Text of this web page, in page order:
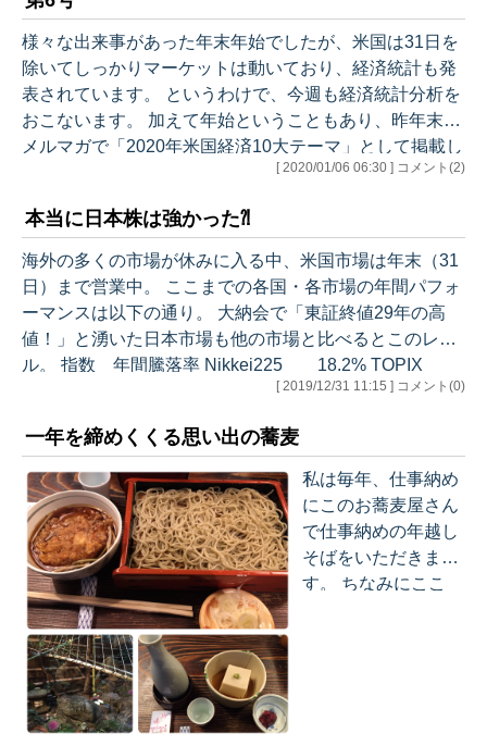
DP 第2次改訂値 ・個人所得、個人消費 10月 ・ベー
ジュブック ・サンクスギビング ・イールドカーブと
株価の関係（読者の方からのご質問） 12/9 第2号 ・I
SM製造業インデックス 11月 ・…
様々な出来事があった年末年始でしたが、米国は31日を
除いてしっかりマーケットは動いており、経済統計も発
表されています。 というわけで、今週も経済統計分析を
おこないます。 加えて年始ということもあり、昨年末の
メルマガで「2020年米国経済10大テーマ」として掲載し
たテーマのうち、今回は下記の（1）～（5）について詳
メルマガで解説します。アウトラインは以下のとおりで
す。 ●今週のマーケット ●先週の米国経済統計（結果）
●経済統計分析 ・ISM製造業インデックス 12月 ・F
OMC議事録 （12月10日・11日開催分） ●今年の経済
予…
[ 2020/01/06 06:30 ] コメント(2)
本当に日本株は強かった⁈
海外の多くの市場が休みに入る中、米国市場は年末（31
日）まで営業中。 ここまでの各国・各市場の年間パフォ
ーマンスは以下の通り。 大納会で「東証終値29年の高
値！」と湧いた日本市場も他の市場と比べるとこのレベ
ル。 指数 年間騰落率 Nikkei225 18.2% TOPIX
15.2% JASDAQ 19.5% NYDow 22.0%
25.5% 上海総合 21.9% WTI原油 35.
8% Gold 26.9% 日本市場の低さが際立つ、な
んともな結果とな…
[ 2019/12/31 11:15 ] コメント(0)
一年を締めくくる思い出の蕎麦
私は毎年、仕事納め
にこのお蕎麦屋さん
で仕事納めの年越し
そばをいただきま
す。 ちなみにここ